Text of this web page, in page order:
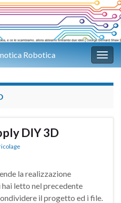
Robotica
DIY 3D
la realizzazione
letto nel precedente
il progetto ed i file.